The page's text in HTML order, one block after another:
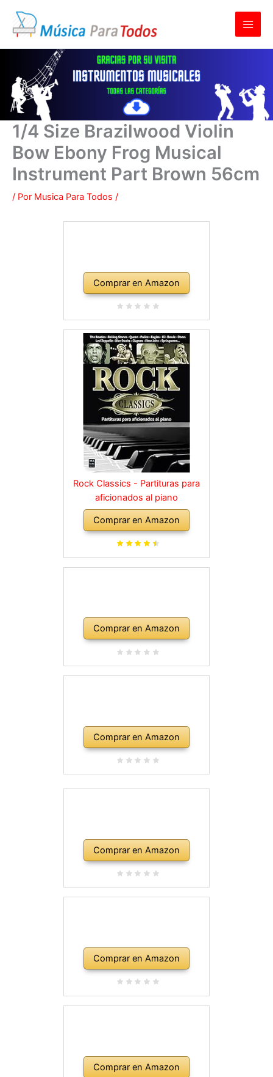
contenido
1/4 Size Brazilwood Violin
Bow Ebony Frog Musical
Instrument Part Brown 56cm
/ Por Musica Para Todos /
Comprar en Amazon
Rock Classics - Partituras para
aficionados al piano
Comprar en Amazon
Comprar en Amazon
Comprar en Amazon
Comprar en Amazon
Comprar en Amazon
Comprar en Amazon